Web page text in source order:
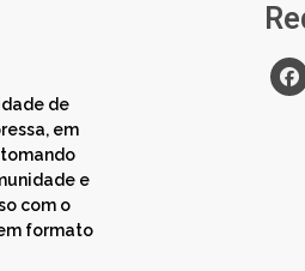
de
em
e
com o
formato